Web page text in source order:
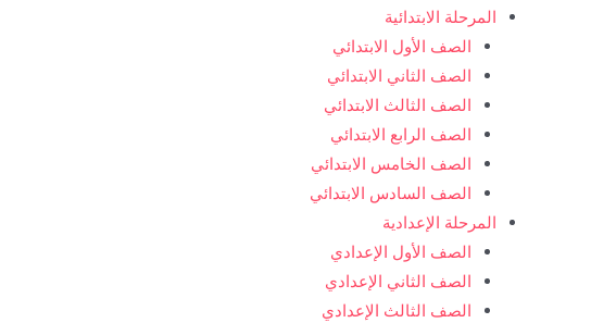
المرحلة الابتدائية
الصف الأول الابتدائي
الصف الثاني الابتدائي
الصف الثالث الابتدائي
الصف الرابع الابتدائي
الصف الخامس الابتدائي
الصف السادس الابتدائي
المرحلة الإعدادية
الصف الأول الإعدادي
الصف الثاني الإعدادي
الصف الثالث الإعدادي